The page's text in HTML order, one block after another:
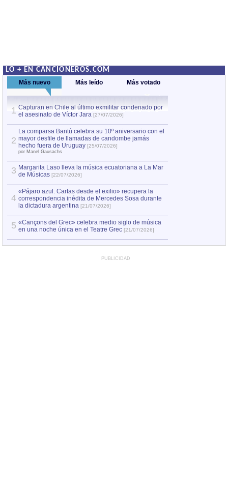
LO + EN CANCIONEROS.COM
Más nuevo Más leído Más votado
1 Capturan en Chile al último exmilitar condenado por
el asesinato de Víctor Jara [27/07/2026]
2
La comparsa Bantú celebra su 10º aniversario con el
mayor desfile de llamadas de candombe jamás
hecho fuera de Uruguay [25/07/2026]
por Manel Gausachs
3 Margarita Laso lleva la música ecuatoriana a La Mar
de Músicas [22/07/2026]
4
«Pájaro azul. Cartas desde el exilio» recupera la
correspondencia inédita de Mercedes Sosa durante
la dictadura argentina [21/07/2026]
5 «Cançons del Grec» celebra medio siglo de música
en una noche única en el Teatre Grec [21/07/2026]
PUBLICIDAD